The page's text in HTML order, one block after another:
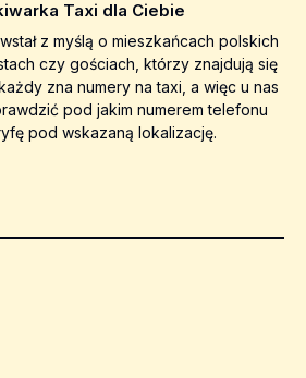
Taxi dla Ciebie
z myślą o mieszkańcach polskich
czy gościach, którzy znajdują się
zna numery na taxi, a więc u nas
pod jakim numerem telefonu
pod wskazaną lokalizację.